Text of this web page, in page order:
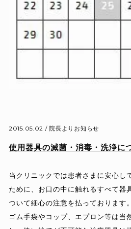
2015.05.02 /院長よりお知らせ
使用器具の滅菌・消毒・洗浄に
当クリニックでは患者さまに安心し
ために、お口の中に触れるすべて器
ついて細心の注意を払っております。
ゴム手袋やコップ、エプロン等は当